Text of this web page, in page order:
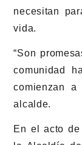
necesitan
vida.
“Son
comunidad
comienzan a
alcalde.
En el acto